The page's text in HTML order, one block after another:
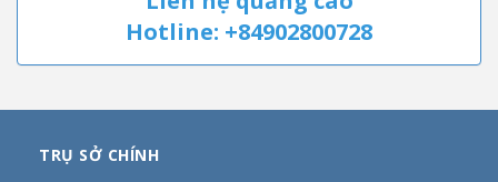
Hotline: +84902800728
TRỤ SỞ CHÍNH